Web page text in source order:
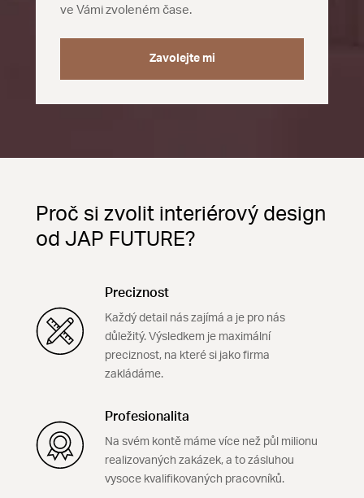
ve Vámi zvoleném čase.
Zavolejte mi
Proč si zvolit interiérový design
od JAP FUTURE?
Preciznost
Každý detail nás zajímá a je pro nás
důležitý. Výsledkem je maximální
preciznost, na které si jako firma
zakládáme.
Profesionalita
Na svém kontě máme více než půl milionu
realizovaných zakázek, a to zásluhou
vysoce kvalifikovaných pracovníků.